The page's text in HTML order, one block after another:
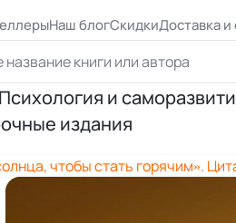
Наш блогСкидкиДоставка и
Психология и
Самосовершенствование
издания
чтобы стать горячим».